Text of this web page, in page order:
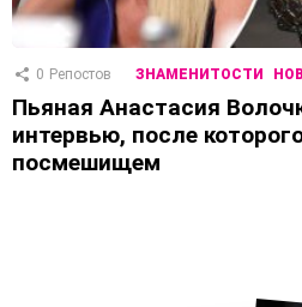
0 Репостов ЗНАМЕНИТОСТИ
Пьяная Анастасия
интервью, после
посмешищем